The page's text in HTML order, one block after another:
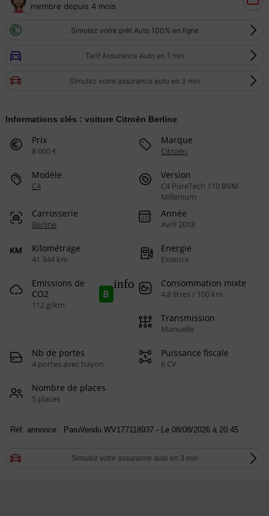
membre depuis 4 mois
Simulez votre prêt Auto 100% en ligne
Tarif Assurance Auto en 1 min
Simulez votre assurance auto en 3 min
Informations clés : voiture Citroën Berline
Prix
8 000 €
Marque
Citroën
Modèle
C4
Version
C4 PureTech 110 BVM
Millenium
Carrosserie
Berline
Année
Avril 2018
Kilométrage
41 344 km
Energie
Essence
Emissions de
CO2
112 g/km
B
info Consommation mixte
4.8 litres / 100 km
Transmission
Manuelle
Nb de portes
4 portes avec hayon
Puissance fiscale
6 CV
Nombre de places
5 places
Réf. annonce : ParuVendu WV177118937 - Le 08/08/2026 à 20:45
Simulez votre assurance auto en 3 min